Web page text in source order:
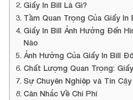
Giấy In Bill Là Gì?
Tầm Quan Trọng Của Giấy In
Giấy In Bill Ảnh Hưởng Đến
Nào
Ảnh Hưởng Của Giấy In Bill
Chất Lượng Quan Trọng:
Sự Chuyên Nghiệp và Tin Cậy
Cân Nhắc Về Chi Phí